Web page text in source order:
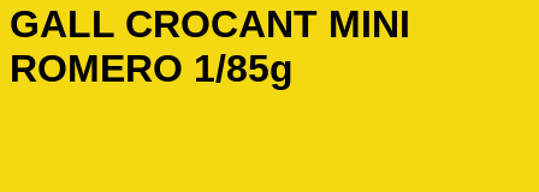
GALL CROCANT MINI
ROMERO 1/85g